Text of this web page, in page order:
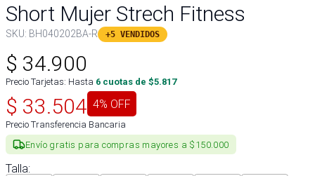
Short Mujer Strech Fitness
SKU: BH040202BA-R +5 VENDIDOS
$ 34.900
Precio Tarjetas: Hasta 6 cuotas de $5.817
$ 33.504 4% OFF
Precio Transferencia Bancaria
Envío gratis para compras mayores a $150.000
Talla: